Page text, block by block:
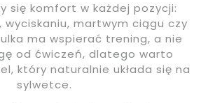
się komfort w każdej pozycji:
wyciskaniu, martwym ciągu czy
ma wspierać trening, a nie
od ćwiczeń, dlatego warto
który naturalnie układa się na
sylwetce.